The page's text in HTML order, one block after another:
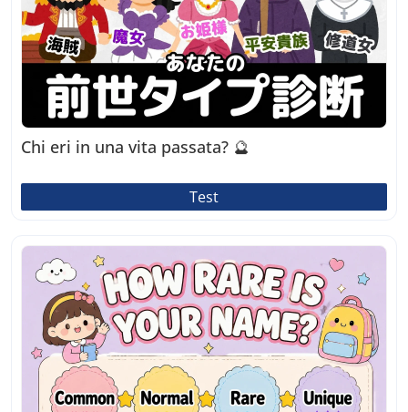
Chi eri in una vita passata? 🔮
Test